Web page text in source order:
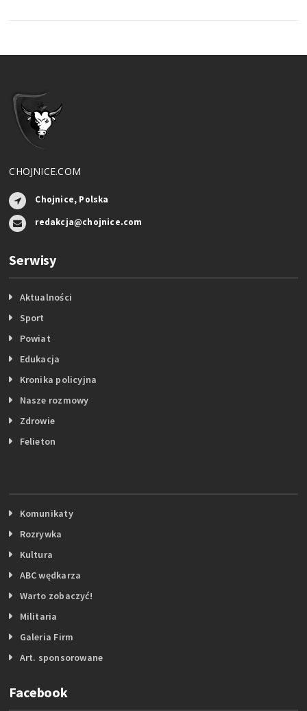
CHOJNICE.COM
Chojnice, Polska
redakcja@chojnice.com
Serwisy
Aktualności
Sport
Powiat
Edukacja
Kronika policyjna
Nasze rozmowy
Zdrowie
Felieton
Komunikaty
Rozrywka
Kultura
ABC wędkarza
Warto zobaczyć!
Militaria
Galeria Firm
Art. sponsorowane
Facebook